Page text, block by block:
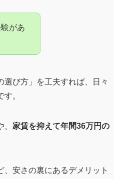
があ
び方」を工夫すれば、日々
。
、 家賃を抑えて年間36万円の
安さの裏にあるデメリット